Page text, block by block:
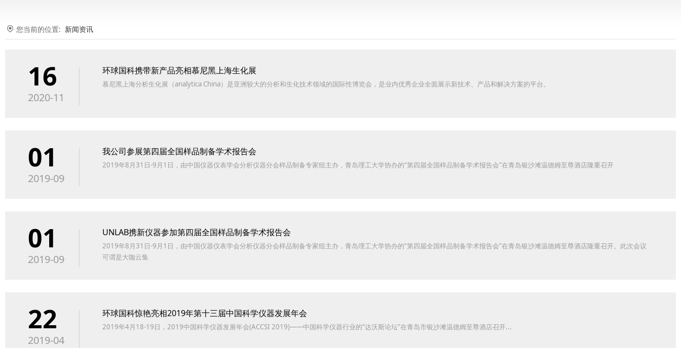
您当前的位置: 新闻资讯
16
2020-11
环球国科携带新产品亮相慕尼黑上海生化展
慕尼黑上海分析生化展（analytica China）是亚洲较大的分析和生化技术领域的国际性博览会，是业内优秀企业全面展示新技术、产品和解决方案的平台。
01
2019-09
我公司参展第四届全国样品制备学术报告会
2019年8月31日-9月1日，由中国仪器仪表学会分析仪器分会样品制备专家组主办，青岛理工大学协办的“第四届全国样品制备学术报告会”在青岛银沙滩温德姆至尊酒店隆重召开
01
2019-09
UNLAB携新仪器参加第四届全国样品制备学术报告会
2019年8月31日-9月1日，由中国仪器仪表学会分析仪器分会样品制备专家组主办，青岛理工大学协办的“第四届全国样品制备学术报告会”在青岛银沙滩温德姆至尊酒店隆重召开。此次会议
可谓是大咖云集
22
2019-04
环球国科惊艳亮相2019年第十三届中国科学仪器发展年会
2019年4月18-19日，2019中国科学仪器发展年会(ACCSI 2019)——中国科学仪器行业的“达沃斯论坛”在青岛市银沙滩温德姆至尊酒店召开...